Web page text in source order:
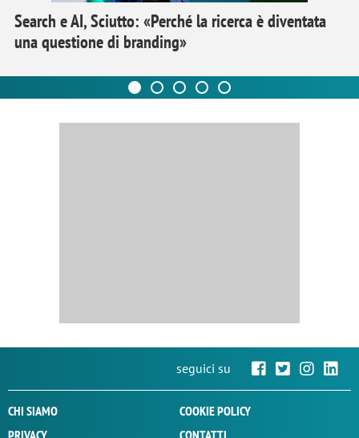
Search e AI, Sciutto: «Perché la ricerca è diventata
una questione di branding»
seguici su
CHI SIAMO
COOKIE POLICY
PRIVACY
CONTATTI